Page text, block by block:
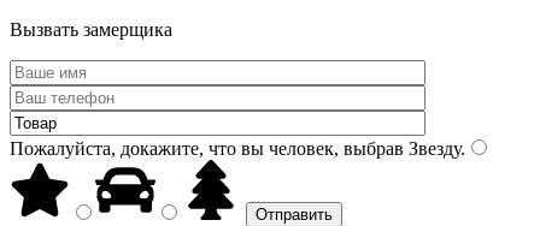
Вызвать замерщика
Пожалуйста, докажите, что вы человек, выбрав Звезду.